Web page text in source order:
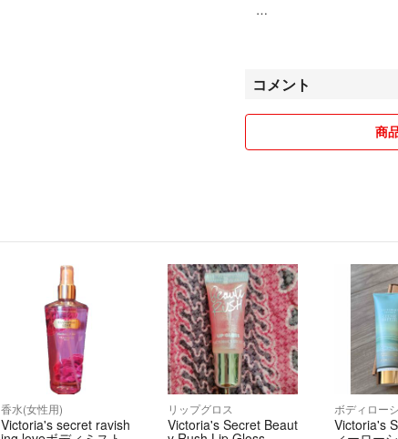
香水の澱について
香水には植物由来天然香
澱は合成香料でも発生し
ます。
それは天然香料には純度
けに雑多で豊富な微妙成
からと考えられています
澱は香水の中で浮遊した
コメント
商
香水(女性用)
Victoria's secret ravish
リップグロス
Victoria's Secret Beaut
ボディロー
Victoria's